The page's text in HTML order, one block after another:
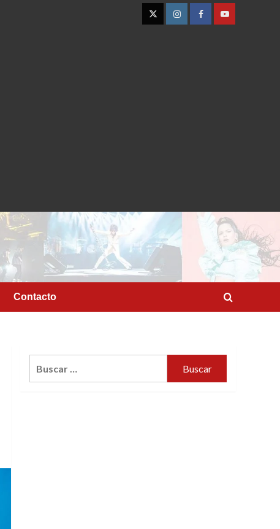
TwitterInstagramFacebookYouTube
Contacto